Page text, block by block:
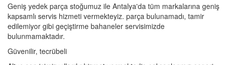
Geniş yedek parça stoğumuz ile Antalya'da tüm markalarına geniş
kapsamlı servis hizmeti vermekteyiz. parça bulunamadı, tamir
edilemiyor gibi geçiştirme bahaneler servisimizde
bulunmamaktadır.
Güvenilir, tecrübeli